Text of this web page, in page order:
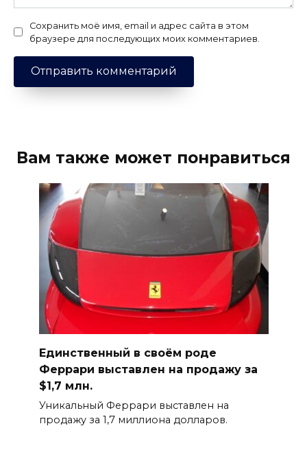
Сохранить моё имя, email и адрес сайта в этом
браузере для последующих моих комментариев.
Вам также может понравиться
Единственный в своём роде
Феррари выставлен на продажу за
$1,7 млн.
Уникальный Феррари выставлен на
продажу за 1,7 миллиона долларов.